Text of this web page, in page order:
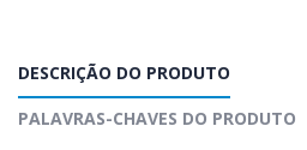
DESCRIÇÃO DO PRODUTO
PALAVRAS-CHAVES DO PRODUTO